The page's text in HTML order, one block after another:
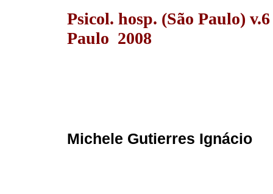
Psicol. hosp. (São Paulo)
Paulo 2008
Michele Gutierres Ignácio